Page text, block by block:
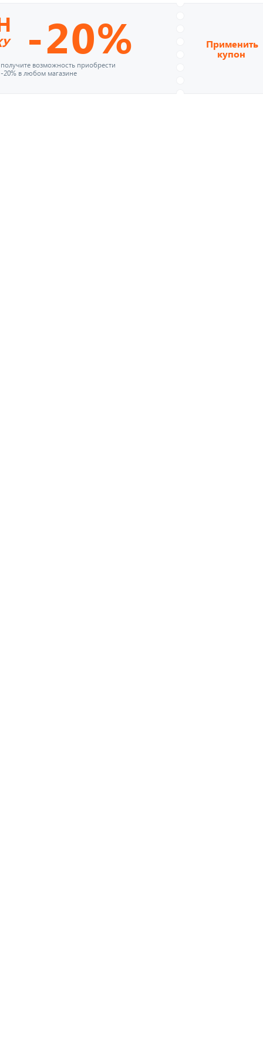
-20%
возможность приобрести
20% в любом магазине
Применить
купон